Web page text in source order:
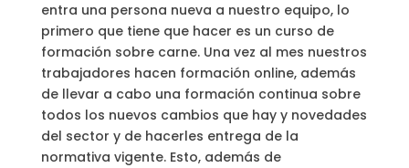
entra una persona nueva a nuestro equipo, lo
primero que tiene que hacer es un curso de
formación sobre carne. Una vez al mes nuestros
trabajadores hacen formación online, además
de llevar a cabo una formación continua sobre
todos los nuevos cambios que hay y novedades
del sector y de hacerles entrega de la
normativa vigente. Esto, además de